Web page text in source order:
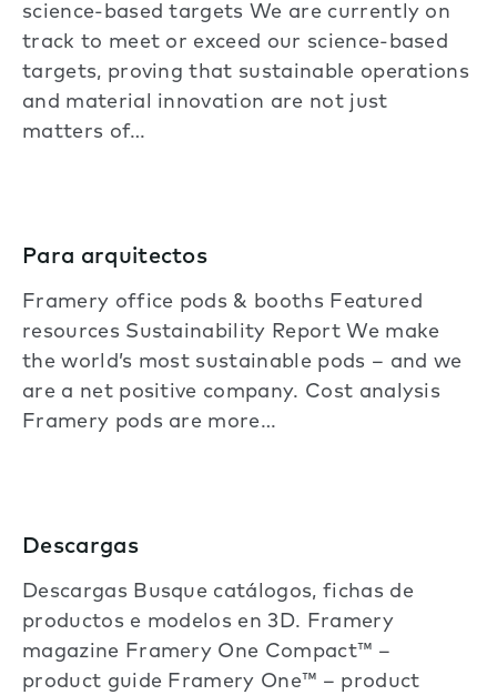
science-based targets We are currently on
track to meet or exceed our science-based
targets, proving that sustainable operations
and material innovation are not just
matters of…
Para arquitectos
Framery office pods & booths Featured
resources Sustainability Report We make
the world’s most sustainable pods – and we
are a net positive company. Cost analysis
Framery pods are more…
Descargas
Descargas Busque catálogos, fichas de
productos e modelos en 3D. Framery
magazine Framery One Compact™ –
product guide Framery One™ – product